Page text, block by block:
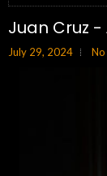
Juan Cruz
July 29, 2024